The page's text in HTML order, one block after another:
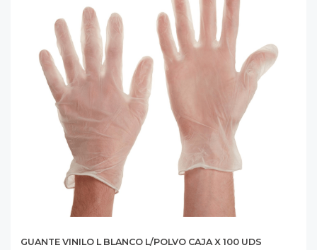
GUANTE VINILO L BLANCO L/POLVO CAJA X 100 UDS